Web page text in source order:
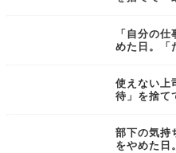
「自分の
めた日。「
使えない上
待」を捨て
部下の気持
をやめた日